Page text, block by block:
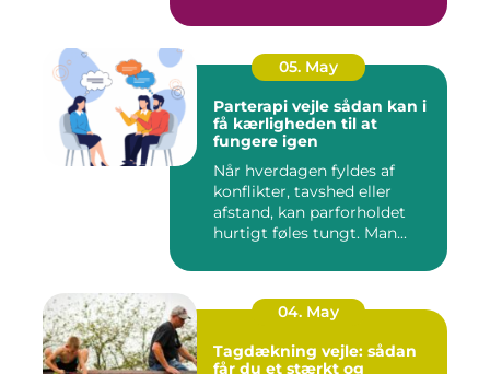
05. May
Parterapi vejle sådan kan i
få kærligheden til at
fungere igen
Når hverdagen fyldes af
konflikter, tavshed eller
afstand, kan parforholdet
hurtigt føles tungt. Man...
04. May
Tagdækning vejle: sådan
får du et stærkt og